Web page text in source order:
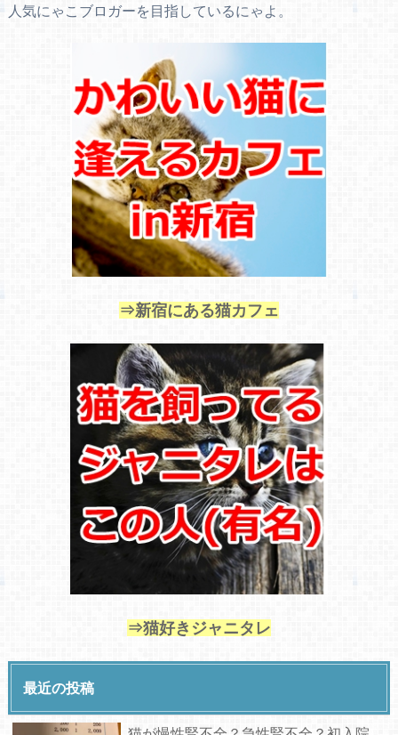
人気にゃこブロガーを目指しているにゃよ。
⇒新宿にある猫カフェ
⇒猫好きジャニタレ
最近の投稿